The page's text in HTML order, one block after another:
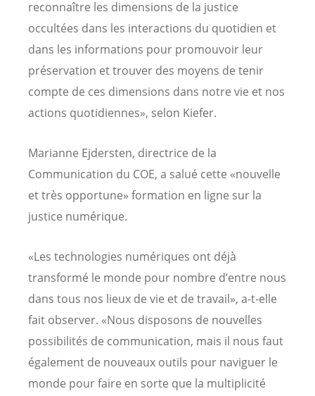
reconnaître les dimensions de la justice
occultées dans les interactions du quotidien et
dans les informations pour promouvoir leur
préservation et trouver des moyens de tenir
compte de ces dimensions dans notre vie et nos
actions quotidiennes», selon Kiefer.
Marianne Ejdersten, directrice de la
Communication du COE, a salué cette «nouvelle
et très opportune» formation en ligne sur la
justice numérique.
«Les technologies numériques ont déjà
transformé le monde pour nombre d’entre nous
dans tous nos lieux de vie et de travail», a-t-elle
fait observer. «Nous disposons de nouvelles
possibilités de communication, mais il nous faut
également de nouveaux outils pour naviguer le
monde pour faire en sorte que la multiplicité